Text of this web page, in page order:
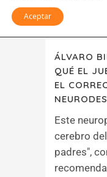
ÁLVARO
QUÉ EL
EL
Este
cerebro
padres",
Aceptar